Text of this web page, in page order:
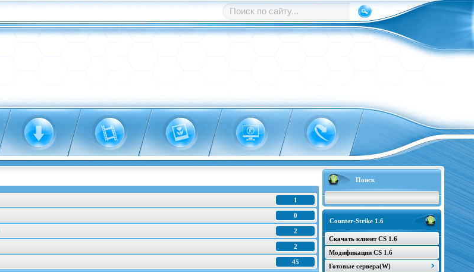
Поиск
Counter-Strike 1.6
Скачать клиент CS 1.6
Модификации CS 1.6
Готовые сервера(W)
1
0
2
2
45